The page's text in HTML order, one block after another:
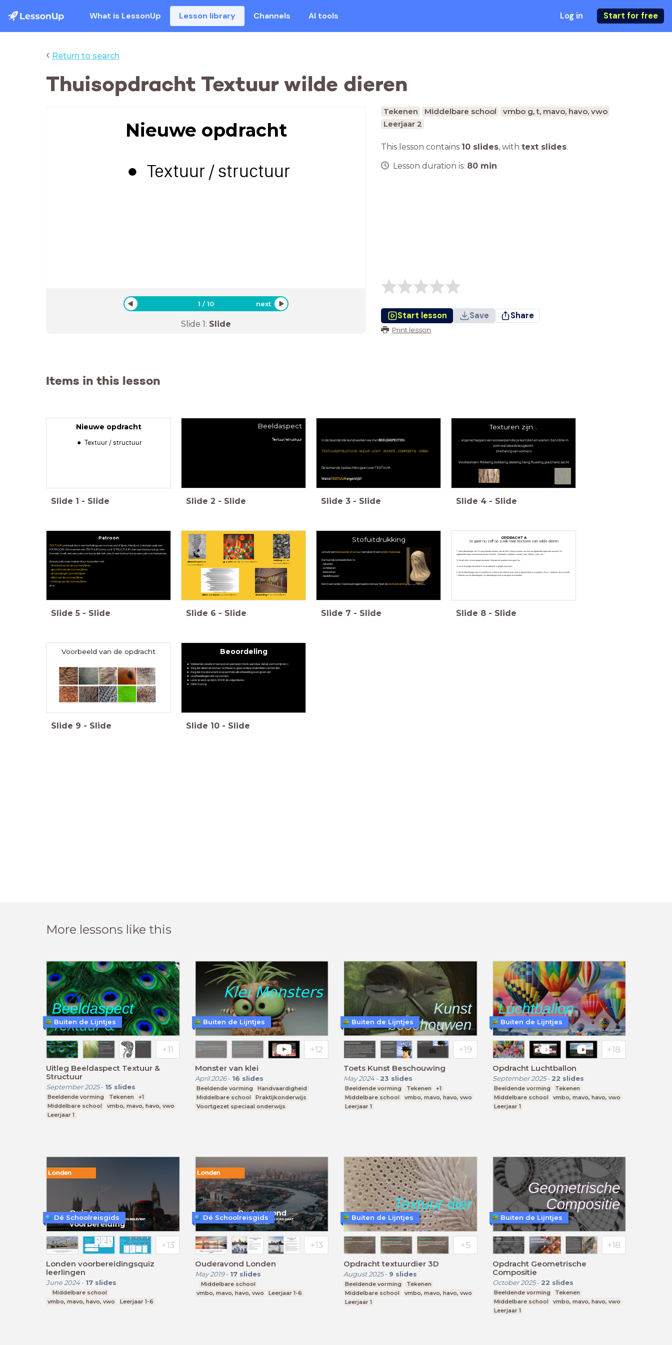
What is LessonUp Lesson library Channels AI tools Log in Start for free
‹ Return to search
Thuisopdracht Textuur wilde dieren
Nieuwe opdracht
Textuur / structuur
1 /10 next
Slide 1: Slide
Tekenen Middelbare school
vmbo g, t, mavo, havo, vwo
Leerjaar 2
This lesson contains 10 slides, with text slides.
Lesson duration is: 80 min
Start lesson Save Share
Print lesson
Items in this lesson
Nieuwe opdracht
Textuur / structuur
Slide 1 - Slide
Beeldaspect
Textuur/structuur
Slide 2 - Slide
In de beeldende kunst werken we metBEELDASPECTEN:
TEXTUUR/STRUCTUUR - KLEUR - LICHT - RUIMTE - COMPOSITIE - VORM -
De komende opdrachten gaan over TEXTUUR.
Wat isTEXTUUReigenlijk?
Slide 3 - Slide
Texturen zijn...
...eigenschappen van voorwerpen die je kunt zien en voelen. Een ritme in
vorm wat steeds terugkomt.
(Herhaling van vormen)
Voorbeelden: Ribbelig, bobbelig, stekelig, harig, fluwelig, glad, hard, zacht
Slide 4 - Slide
Patroon
TEXTUURontstaat door een herhaling van vormen en/of lijnen. Hierdoor ontstaat vaak een
PATROON. We noemen een TEXTUUR soms ook STRUCTUUR. Aan een textuur kun je zien
hoe iets voelt, aan een patroon kun je dat niet zien. In een textuur kun je een patroon herkennen.
Je kunt patronen maken door te spelen met:
- afstand tussen de vormen/lijnen
- grootte van de vormen/lijnen
- afwisseling in vormen/lijnen
- dikte van de vormen/lijnen
- richting van de vormen/lijnen
enz.
Slide 5 - Slide
afstand tussen de
vormen/lijnen
groottevan de vormen/lijnen
afwisseling in vormen/lijnen
dikke en dunne vormen/lijnen
richting van de
vormen/lijnen
Slide 6 - Slide
Stofuitdrukking
Je kunt eenbestaande structuurnamaken in eenander materiaal.
Dat kan bijvoorbeeld door te
- tekenen
- schilderen
- boetseren
- beeldhouwen
Een in een ander materiaal nagemaakte textuur heet destofuitdrukkingvan die textuur.
Slide 7 - Slide
OPDRACHT A
Je gaat nu zelf op zoek naar texturen van wilde dieren
1. Zoek afbeeldingen van 10 verschillende texturen. Aan de foto's moet je kunnen zien hoe het afgebeelde oppervlak aanvoelt. De
afgebeelde textuur moet passen bij een wild dier. (Voorbeeld: schubben, vachten, haar, stekels, veren, etc.)
3. Zet alle foto's in een google document. Zorg dat alle plaatjes even groot zijn.
4. Lever dit google document in via de opdracht in google classroom.
5. Zet de afbeeldingen ook in je portfolio en schrijf er een reflectie over zoals je gewend bent in je portfolio. (Dit is 1 opdracht, dus je schrijft
1 reflectie over 20 afbeeldingen). De afbeeldingen hoef je niet groot af te beelden.
Slide 8 - Slide
Voorbeeld van de opdracht
Slide 9 - Slide
Beoordeling
Voldoende variatie in texturen en patronen (Denk aan kleur, detail, vorm en lijn etc.)
Zorg dat alleen de textuur zichtbaar is, geen andere onderdelen van het dier.
Zorg dat in je document en je portfolio alle afbeelding even groot zijn.
Je afbeeldingen niet vervormen.
Lever je werk op tijd in, VOOR de volgende les.
Cijfer is o/v/g
Slide 10 - Slide
More lessons like this
Uitleg Beeldaspect Textuur &
Structuur
September 2025- 15 slides
Beeldende vorming Tekenen
+1
Middelbare school
vmbo, mavo, havo, vwo
Leerjaar 1
Buiten de Lijntjes
Monster van klei
April 2026- 16 slides
Beeldende vorming
Handvaardigheid
Middelbare school
Praktijkonderwijs
Voortgezet speciaal onderwijs
Buiten de Lijntjes
Toets Kunst Beschouwing
May 2024- 23 slides
Beeldende vorming Tekenen
+1
Middelbare school
vmbo, mavo, havo, vwo
Leerjaar 1
Buiten de Lijntjes
Opdracht Luchtballon
September 2025- 22 slides
Beeldende vorming
Tekenen
Middelbare school
vmbo, mavo, havo, vwo
Leerjaar 1
Buiten de Lijntjes
Londen voorbereidingsquiz
leerlingen
June 2024- 17 slides
Middelbare school
vmbo, mavo, havo, vwo
Leerjaar 1-6
Dé Schoolreisgids
Ouderavond Londen
May 2019- 17 slides
Middelbare school
vmbo, mavo, havo, vwo
Leerjaar 1-6
Dé Schoolreisgids
Opdracht textuurdier 3D
August 2025- 9 slides
Beeldende vorming
Tekenen
Middelbare school
vmbo, mavo, havo, vwo
Leerjaar 1
Buiten de Lijntjes
Opdracht Geometrische
Compositie
October 2025- 22 slides
Beeldende vorming
Tekenen
Middelbare school
vmbo, mavo, havo, vwo
Leerjaar 1
Buiten de Lijntjes